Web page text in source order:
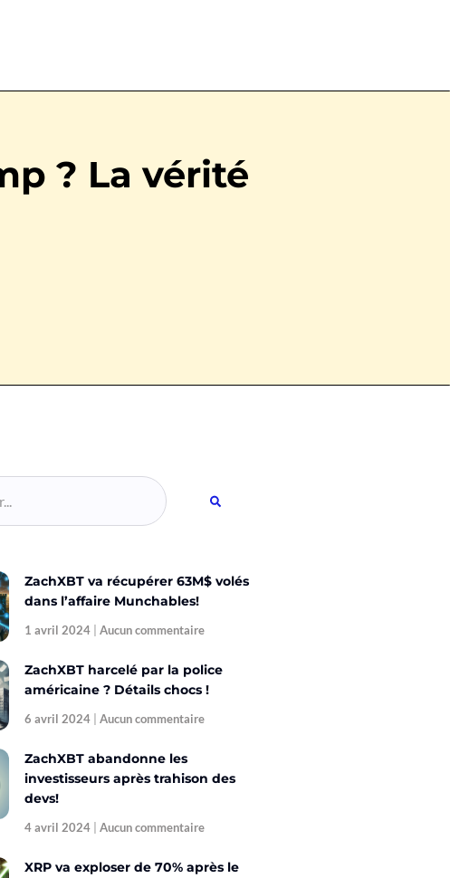
? La vérité
ZachXBT va récupérer 63M$ volés
dans l’affaire Munchables!
1 avril 2024 Aucun commentaire
ZachXBT harcelé par la police
américaine ? Détails chocs !
6 avril 2024 Aucun commentaire
ZachXBT abandonne les
investisseurs après trahison des
devs!
4 avril 2024 Aucun commentaire
XRP va exploser de 70% après le